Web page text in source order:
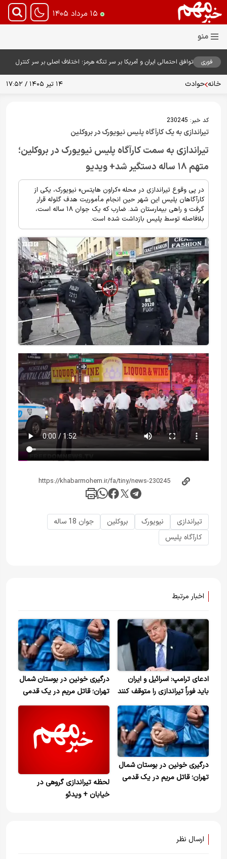
۱۵ مرداد ۱۴۰۵
فوری
توافق احتمالی ایران و آمریکا بر سر تنگه هرمز؛ اختلاف اصلی بر سر کنترل
خانه حوادث ۱۴ تیر ۱۴۰۵ / ۱۷:۵۲
کد خبر: 230245
تیراندازی به یک کارآگاه پلیس نیویورک در بروکلین
تیراندازی به سمت کارآگاه پلیس نیویورک در بروکلین؛
متهم ۱۸ ساله دستگیر شد+ ویدیو
در پی وقوع تیراندازی در محله «کراون هایتس» نیویورک، یکی از
کارآگاهان پلیس این شهر حین انجام مأموریت هدف گلوله قرار
گرفت و راهی بیمارستان شد. ضارب که یک جوان ۱۸ ساله است،
بلافاصله توسط پلیس بازداشت شده است.
تیراندازی نیویورک بروکلین
جوان 18 ساله
کارآگاه پلیس
اخبار مرتبط
ادعای ترامپ: اسرائیل و ایران
باید فوراً تیراندازی را متوقف کنند
درگیری خونین در بوستان شمال
تهران؛ قاتل مریم در یک قدمی
حکم قصاص
درگیری خونین در بوستان شمال
تهران؛ قاتل مریم در یک قدمی
لحظه تیراندازی گروهی در
خیابان + ویدئو
ارسال نظر